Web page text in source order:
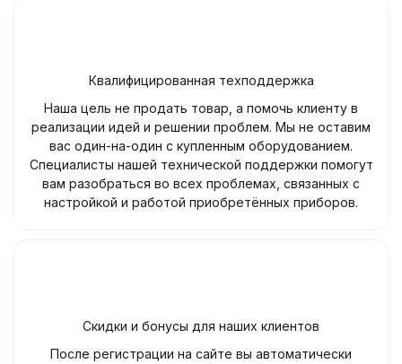
Квалифицированная техподдержка
Наша цель не продать товар, а помочь клиенту в
реализации идей и решении проблем. Мы не оставим
вас один-на-один с купленным оборудованием.
Специалисты нашей технической поддержки помогут
вам разобраться во всех проблемах, связанных с
настройкой и работой приобретённых приборов.
Скидки и бонусы для наших клиентов
После регистрации на сайте вы автоматически